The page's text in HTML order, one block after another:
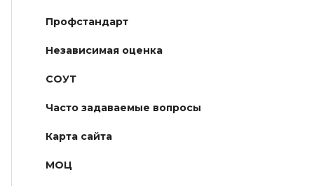
Профстандарт
Независимая оценка
СОУТ
Часто задаваемые вопросы
Карта сайта
МОЦ